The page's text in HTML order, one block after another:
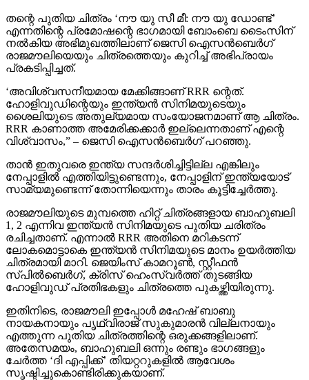
തന്റെ പുതിയ ചിത്രം ‘നൗ യു സീ മീ: നൗ യു ഡോണ്ട്’
എന്നതിന്റെ പ്രമോഷന്റെ ഭാഗമായി ബോംബെ ടൈംസിന്
നല്‍കിയ അഭിമുഖത്തിലാണ് ജെസി ഐസന്‍ബെര്‍ഗ്
രാജമൗലിയെയും ചിത്രത്തെയും കുറിച്ച് അഭിപ്രായം
പ്രകടിപ്പിച്ചത്.
‘അവിശ്വസനീയമായ മേക്കിങ്ങാണ് RRR ന്റെത്.
ഹോളിവുഡിന്റെയും ഇന്ത്യന്‍ സിനിമയുടെയും
ശൈലിയുടെ അതുല്യമായ സംയോജനമാണ് ആ ചിത്രം.
RRR കാണാത്ത അമേരിക്കക്കാര്‍ ഇല്ലെന്നതാണ് എന്റെ
വിശ്വാസം,” – ജെസി ഐസന്‍ബെര്‍ഗ് പറഞ്ഞു.
താന്‍ ഇതുവരെ ഇന്ത്യ സന്ദര്‍ശിച്ചിട്ടില്ല എങ്കിലും
നേപ്പാളില്‍ എത്തിയിട്ടുണ്ടെന്നും, നേപ്പാളിന് ഇന്ത്യയോട്
സാമ്യമുണ്ടെന്ന് തോന്നിയെന്നും താരം കൂട്ടിച്ചേര്‍ത്തു.
രാജമൗലിയുടെ മുമ്പത്തെ ഹിറ്റ് ചിത്രങ്ങളായ ബാഹുബലി
1, 2 എന്നിവ ഇന്ത്യന്‍ സിനിമയുടെ പുതിയ ചരിത്രം
രചിച്ചതാണ്. എന്നാല്‍ RRR അതിനെ മറികടന്ന്
ലോകമൊട്ടാകെ ഇന്ത്യന്‍ സിനിമയുടെ മാനം ഉയര്‍ത്തിയ
ചിത്രമായി മാറി. ജെയിംസ് കാമറൂണ്‍, സ്റ്റീഫന്‍
സ്പില്‍ബെര്‍ഗ്, ക്രിസ് ഹെംസ്വര്‍ത്ത് തുടങ്ങിയ
ഹോളിവുഡ് പ്രതിഭകളും ചിത്രത്തെ പുകഴ്ത്തിയിരുന്നു.
ഇതിനിടെ, രാജമൗലി ഇപ്പോള്‍ മഹേഷ് ബാബു
നായകനായും പൃഥ്വിരാജ് സുകുമാരന്‍ വില്ലനായും
എത്തുന്ന പുതിയ ചിത്രത്തിന്റെ ഒരുക്കങ്ങളിലാണ്.
അതേസമയം, ബാഹുബലി ഒന്നും രണ്ടും ഭാഗങ്ങളും
ചേര്‍ത്ത ‘ദി എപ്പിക്ക്’ തിയറ്ററുകളില്‍ ആവേശം
സൃഷ്ടിച്ചുകൊണ്ടിരിക്കുകയാണ്.